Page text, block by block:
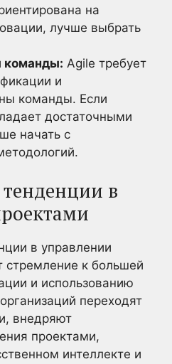
на
лучше выбрать
команды: Agile требует
и
команды. Если
достаточными
начать с
в
в управлении
стремление к большей
и использованию
переходят
внедряют
проектами,
интеллекте и